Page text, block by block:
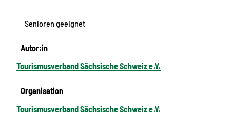
Senioren geeignet
Autor:in
Tourismusverband Sächsische Schweiz e.V.
Organisation
Tourismusverband Sächsische Schweiz e.V.